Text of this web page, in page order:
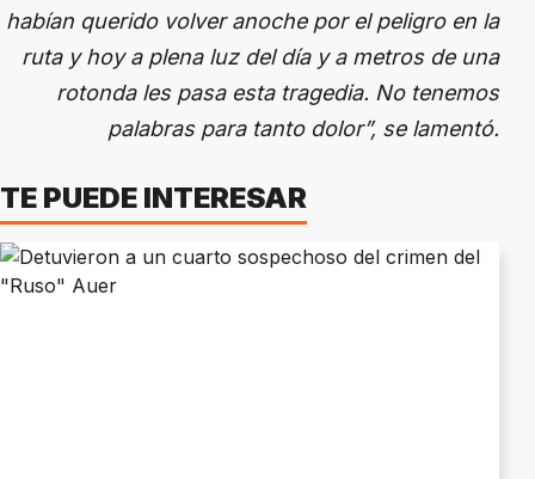
habían querido volver anoche por el peligro en la
ruta y hoy a plena luz del día y a metros de una
rotonda les pasa esta tragedia. No tenemos
palabras para tanto dolor”, se lamentó.
TE PUEDE INTERESAR